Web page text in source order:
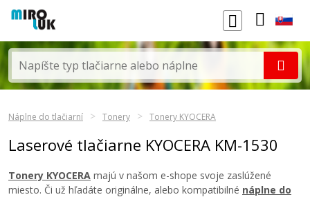
Náplne do tlačiarní Tonery Tonery KYOCERA
Laserové tlačiarne KYOCERA KM-1530
Tonery KYOCERA majú v našom e-shope svoje zaslúžené
miesto. Či už hľadáte originálne, alebo kompatibilné náplne do